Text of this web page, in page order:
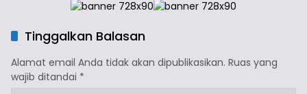
Tinggalkan Balasan
Alamat email Anda tidak akan dipublikasikan. Ruas yang
wajib ditandai *